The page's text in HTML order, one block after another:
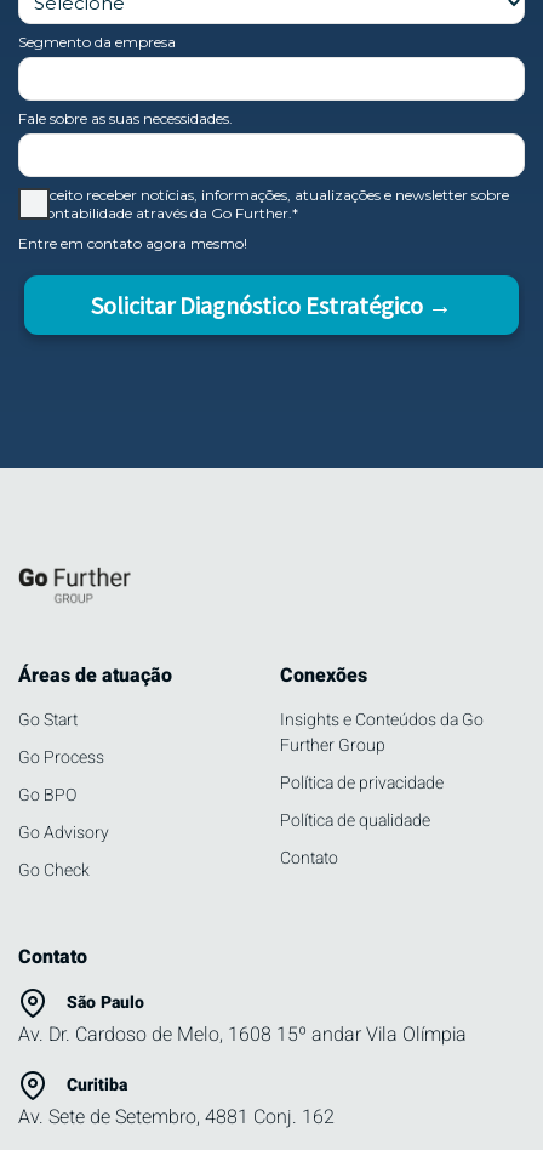
Segmento da empresa
Fale sobre as suas necessidades.
Aceito receber notícias, informações, atualizações e newsletter sobre
contabilidade através da Go Further.*
Entre em contato agora mesmo!
Solicitar Diagnóstico Estratégico →
Áreas de atuação
Go Start
Go Process
Go BPO
Go Advisory
Go Check
Conexões
Insights e Conteúdos da Go
Further Group
Política de privacidade
Política de qualidade
Contato
Contato
São Paulo
Av. Dr. Cardoso de Melo, 1608 15º andar Vila Olímpia
Curitiba
Av. Sete de Setembro, 4881 Conj. 162